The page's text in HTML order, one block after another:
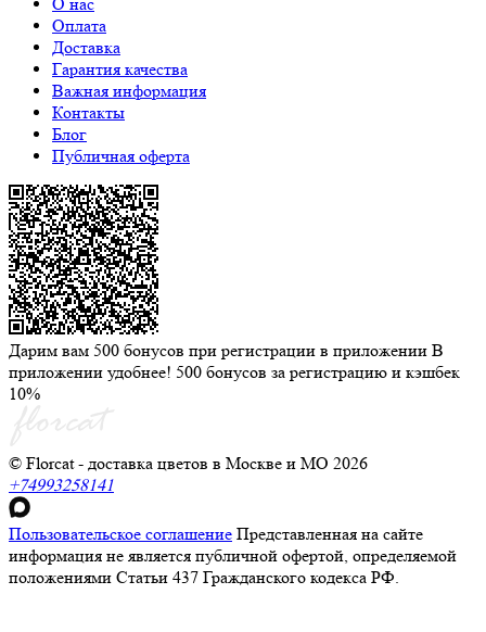
Оплата
Доставка
Гарантия качества
Важная информация
Контакты
Блог
Публичная оферта
Дарим вам 500 бонусов при регистрации в приложении В
приложении удобнее! 500 бонусов за регистрацию и кэшбек
10%
© Florcat - доставка цветов в Москве и МО 2026
+74993258141
Пользовательское соглашение Представленная на сайте
информация не является публичной офертой, определяемой
положениями Статьи 437 Гражданского кодекса РФ.